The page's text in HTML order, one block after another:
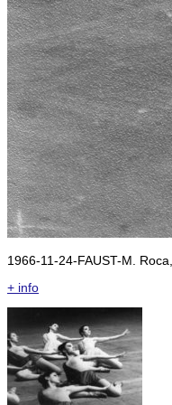
1966-11-24-FAUST-M.
+ info